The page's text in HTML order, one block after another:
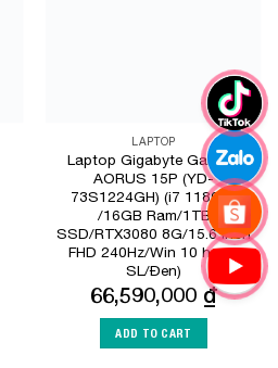
LAPTOP
Laptop Gigabyte Gaming
AORUS 15P (YD-
73S1224GH) (i7 11800H
/16GB Ram/1TB
SSD/RTX3080 8G/15.6 inch
FHD 240Hz/Win 10 home
SL/Đen)
66,590,000 ₫
ADD TO CART